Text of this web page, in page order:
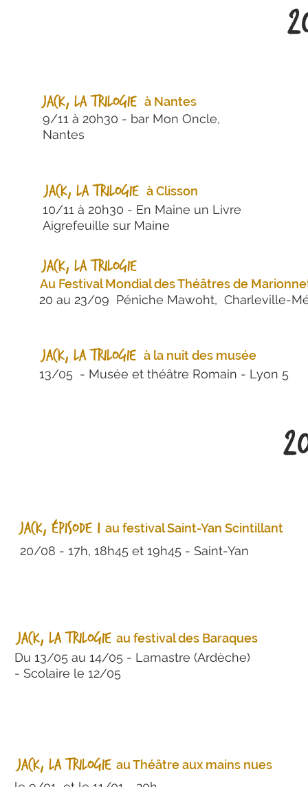
Jack, la trilogie à Nantes
9/11 à 20h30 - bar Mon Oncle,
Nantes
Jack, la trilogie à Clisson
10/11 à 20h30 - En Maine un Livre
Aigrefeuille sur Maine
Jack, la trilogie
Au Festival Mondial des Théâtres de
20 au 23/09 Péniche Mawoht, Charleville-
Jack, la trilogie à la nuit des musée
13/05 - Musée et théâtre Romain - Lyon 5
Jack, épisode 1 au festival Saint-Yan Scintillant
20/08 - 17h, 18h45 et 19h45 - Saint-Yan
Jack, la trilogie au festival des Baraques
Du 13/05 au 14/05 - Lamastre (Ardèche)
- Scolaire le 12/05
Jack, la trilogie au Théâtre aux mains nues